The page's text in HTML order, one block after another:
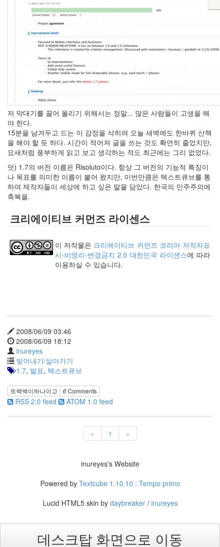
저 막대기를 끌어 올리기 위해서는 정말... 많은 사람들이 고생을 해
야 한다.
15분을 남겨두고 드는 이 감정을 삭히려 오늘 새벽에도 한바퀴 산책
을 해야 할 듯 하다. 시간이 적어져 글을 쓰는 것도 확연히 줄었지만,
요새처럼 풍부하게 읽고 보고 생각하는 적도 최근에는 그리 없었다.
덧) 1.7의 버전 이름은 Risoluto이다. 항상 그 버전의 기능적 특징이
나 목표를 의미한 이름이 붙어 왔지만, 이번만큼은 텍스트큐브를 통
하여 제작자들이 세상에 하고 싶은 말을 담았다. 한국의 민주주의에
축복을.
크리에이티브 커먼즈 라이센스
이 저작물은 크리에이티브 커먼즈 코리아 저작자표
시-비영리-변경금지 2.0 대한민국 라이센스에 따라
이용하실 수 있습니다.
2008/06/09 03:46
2008/06/09 18:12
inureyes
빚어내기/살아가기
1.7, 발표, 텍스트큐브
트랙백이하나이고 6Comments
RSS 2.0 feed ATOM 1.0 feed
« 1 »
(1)
CODE
keyboard
MX
clear
미
디
어
계,
변
화,
슬
우
뉴
기
술,
심
사
블
로
그
정
비
병
치
레
페
playground
inureyes's Website
Powered by Textcube 1.10.10 : Tempo primo
Lucid HTML5 skin by daybreaker/ inureyes
데스크탑 화면으로 이동